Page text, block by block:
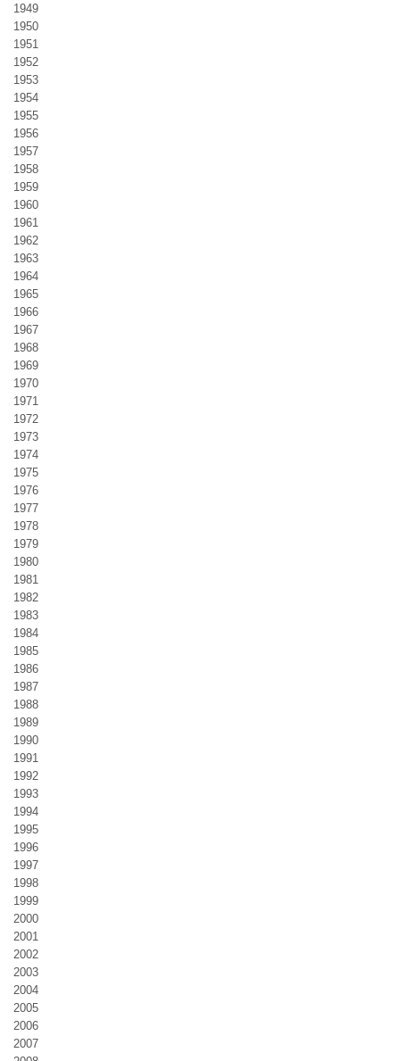
1949
1950
1951
1952
1953
1954
1955
1956
1957
1958
1959
1960
1961
1962
1963
1964
1965
1966
1967
1968
1969
1970
1971
1972
1973
1974
1975
1976
1977
1978
1979
1980
1981
1982
1983
1984
1985
1986
1987
1988
1989
1990
1991
1992
1993
1994
1995
1996
1997
1998
1999
2000
2001
2002
2003
2004
2005
2006
2007